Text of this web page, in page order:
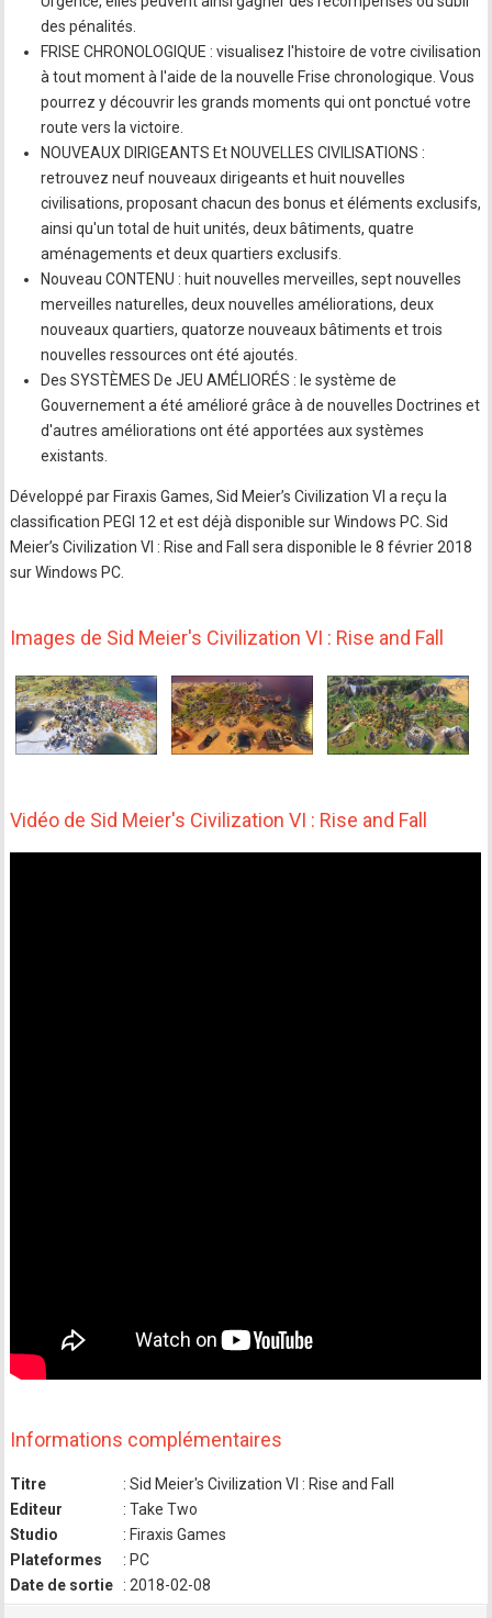
des pénalités.
FRISE CHRONOLOGIQUE : visualisez l'histoire de votre civilisation
à tout moment à l'aide de la nouvelle Frise chronologique. Vous
pourrez y découvrir les grands moments qui ont ponctué votre
route vers la victoire.
NOUVEAUX DIRIGEANTS Et NOUVELLES CIVILISATIONS :
retrouvez neuf nouveaux dirigeants et huit nouvelles
civilisations, proposant chacun des bonus et éléments exclusifs,
ainsi qu'un total de huit unités, deux bâtiments, quatre
aménagements et deux quartiers exclusifs.
Nouveau CONTENU : huit nouvelles merveilles, sept nouvelles
merveilles naturelles, deux nouvelles améliorations, deux
nouveaux quartiers, quatorze nouveaux bâtiments et trois
nouvelles ressources ont été ajoutés.
Des SYSTÈMES De JEU AMÉLIORÉS : le système de
Gouvernement a été amélioré grâce à de nouvelles Doctrines et
d'autres améliorations ont été apportées aux systèmes
existants.
Développé par Firaxis Games, Sid Meier’s Civilization VI a reçu la
classification PEGI 12 et est déjà disponible sur Windows PC. Sid
Meier’s Civilization VI : Rise and Fall sera disponible le 8 février 2018
sur Windows PC.
Images de Sid Meier's Civilization VI : Rise and Fall
Vidéo de Sid Meier's Civilization VI : Rise and Fall
Informations complémentaires
Titre
: Sid Meier's Civilization VI : Rise and Fall
Editeur
: Take Two
Studio
: Firaxis Games
Plateformes
: PC
Date de sortie
: 2018-02-08